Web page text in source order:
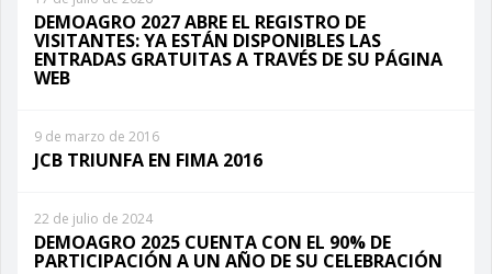
DEMOAGRO 2027 ABRE EL REGISTRO DE
VISITANTES: YA ESTÁN DISPONIBLES LAS
ENTRADAS GRATUITAS A TRAVÉS DE SU PÁGINA
WEB
9 de marzo de 2016
JCB TRIUNFA EN FIMA 2016
22 de julio de 2024
DEMOAGRO 2025 CUENTA CON EL 90% DE
PARTICIPACIÓN A UN AÑO DE SU CELEBRACIÓN